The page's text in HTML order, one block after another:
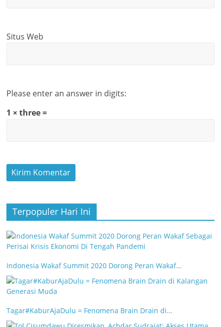
Situs Web
Please enter an answer in digits:
1 × three =
Terpopuler Hari Ini
Indonesia Wakaf Summit 2020 Dorong Peran Wakaf…
Tagar#KaburAjaDulu = Fenomena Brain Drain di…